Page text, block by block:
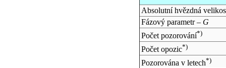
Absolutní hvězdná
Fázový parametr – G
Počet pozorování*)
Počet opozic*)
Pozorována v letech*)